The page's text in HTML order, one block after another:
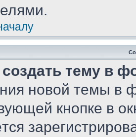
тему в
новой темы в
кнопке в